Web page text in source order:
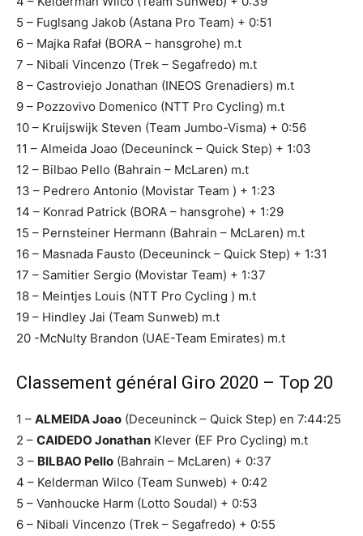
5 – Fuglsang Jakob (Astana Pro Team) + 0:51
6 – Majka Rafał (BORA – hansgrohe) m.t
7 – Nibali Vincenzo (Trek – Segafredo) m.t
8 – Castroviejo Jonathan (INEOS Grenadiers) m.t
9 – Pozzovivo Domenico (NTT Pro Cycling) m.t
10 – Kruijswijk Steven (Team Jumbo-Visma) + 0:56
11 – Almeida Joao (Deceuninck – Quick Step) + 1:03
12 – Bilbao Pello (Bahrain – McLaren) m.t
13 – Pedrero Antonio (Movistar Team ) + 1:23
14 – Konrad Patrick (BORA – hansgrohe) + 1:29
15 – Pernsteiner Hermann (Bahrain – McLaren) m.t
16 – Masnada Fausto (Deceuninck – Quick Step) + 1:31
17 – Samitier Sergio (Movistar Team) + 1:37
18 – Meintjes Louis (NTT Pro Cycling ) m.t
19 – Hindley Jai (Team Sunweb) m.t
20 -McNulty Brandon (UAE-Team Emirates) m.t
Classement général Giro 2020 – Top 20
1 – ALMEIDA Joao (Deceuninck – Quick Step) en 7:44:25
2 – CAIDEDO Jonathan Klever (EF Pro Cycling) m.t
3 – BILBAO Pello (Bahrain – McLaren) + 0:37
4 – Kelderman Wilco (Team Sunweb) + 0:42
5 – Vanhoucke Harm (Lotto Soudal) + 0:53
6 – Nibali Vincenzo (Trek – Segafredo) + 0:55